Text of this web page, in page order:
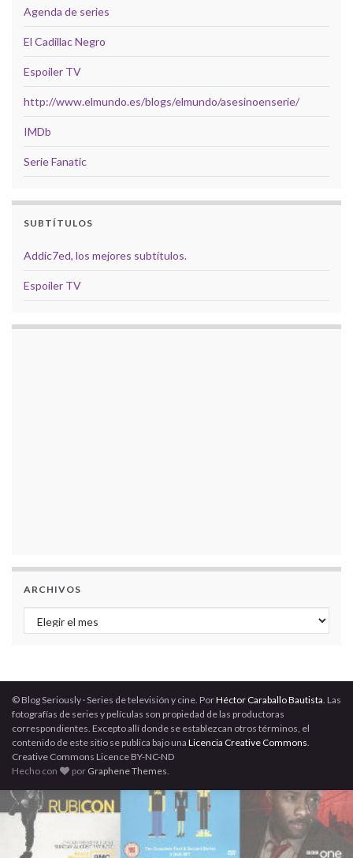
Agenda de series
El Cadillac Negro
Espoiler TV
http://www.elmundo.es/blogs/elmundo/asesinoenserie/
IMDb
Serie Fanatic
SUBTÍTULOS
Addic7ed, los mejores subtítulos.
Espoiler TV
ARCHIVOS
Archivos
© Blog Seriously · Series de televisión y cine. PorHéctor Caraballo Bautista. Las
fotografías de series y películas son propiedad de las productoras
correspondientes. Excepto allí donde se establezcan otros términos, el
contenido de este sitio se publica bajo una Licencia Creative Commons.
Creative Commons Licence BY-NC-ND
Hecho con
por Graphene Themes.